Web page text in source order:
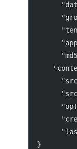
  }